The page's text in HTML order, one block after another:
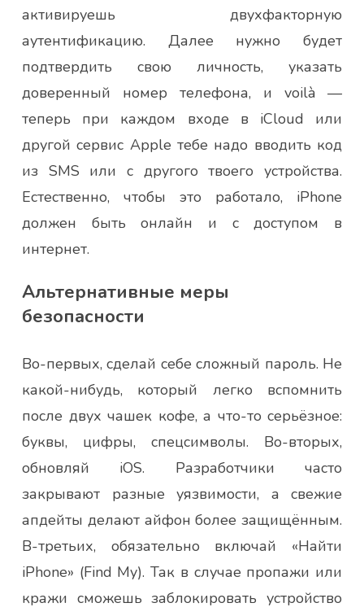
активируешь двухфакторную
аутентификацию. Далее нужно будет
подтвердить свою личность, указать
доверенный номер телефона, и voilà —
теперь при каждом входе в iCloud или
другой сервис Apple тебе надо вводить код
из SMS или с другого твоего устройства.
Естественно, чтобы это работало, iPhone
должен быть онлайн и с доступом в
интернет.
Альтернативные меры
безопасности
Во-первых, сделай себе сложный пароль. Не
какой-нибудь, который легко вспомнить
после двух чашек кофе, а что-то серьёзное:
буквы, цифры, спецсимволы. Во-вторых,
обновляй iOS. Разработчики часто
закрывают разные уязвимости, а свежие
апдейты делают айфон более защищённым.
В-третьих, обязательно включай «Найти
iPhone» (Find My). Так в случае пропажи или
кражи сможешь заблокировать устройство